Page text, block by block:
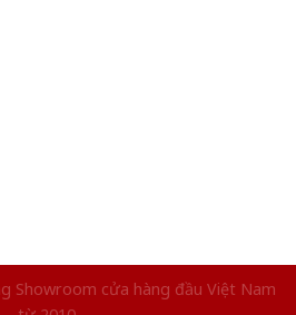
Showroom cửa hàng đầu Việt Nam